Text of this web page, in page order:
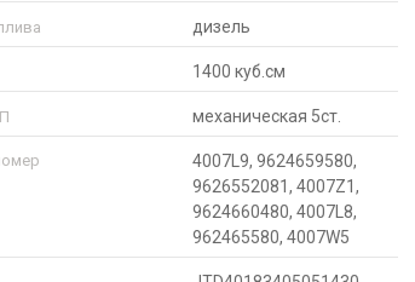
дизель
1400 куб.см
механическая 5ст.
4007L9, 9624659580,
9626552081, 4007Z1,
9624660480, 4007L8,
962465580, 4007W5